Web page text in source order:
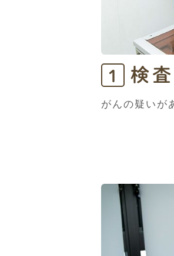
1 検査
がんの疑いが